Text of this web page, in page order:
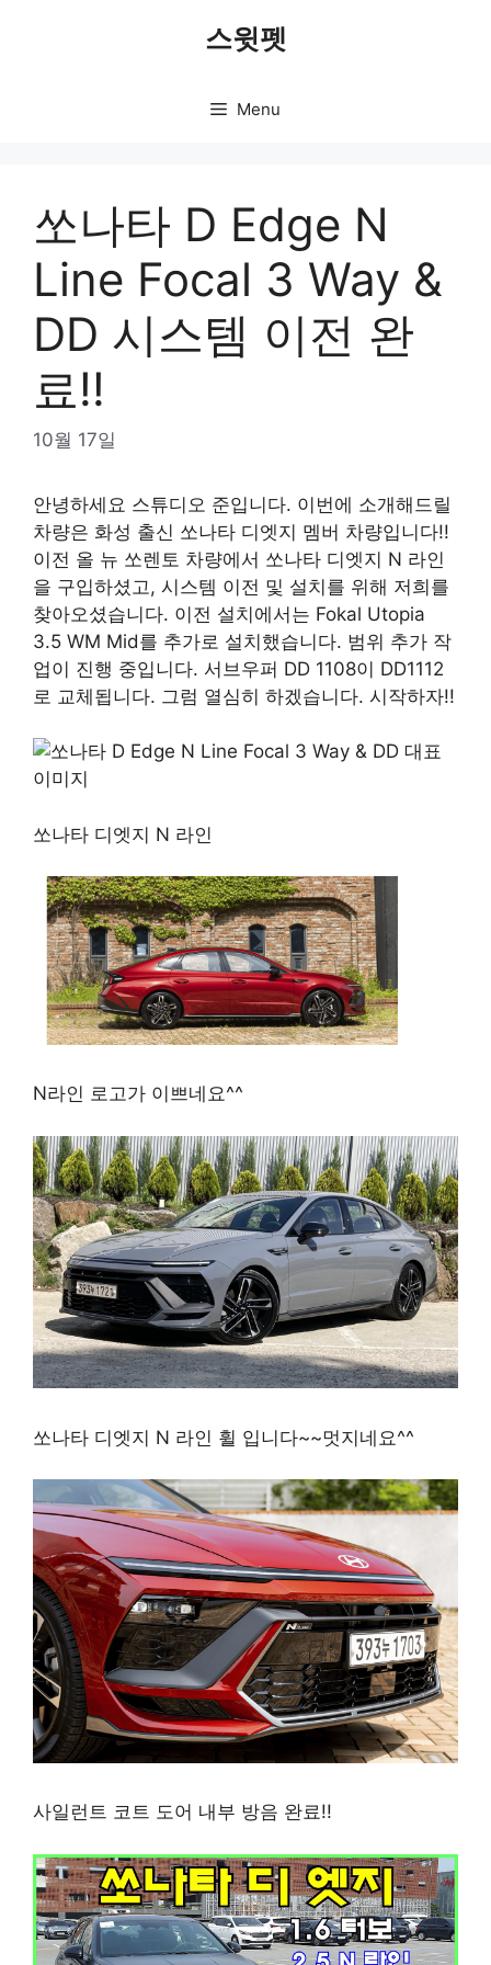
스윗펫
Menu
쏘나타 D Edge N
Line Focal 3 Way &
DD 시스템 이전 완
료!!
10월 17일
안녕하세요 스튜디오 준입니다. 이번에 소개해드릴
차량은 화성 출신 쏘나타 디엣지 멤버 차량입니다!!
이전 올 뉴 쏘렌토 차량에서 쏘나타 디엣지 N 라인
을 구입하셨고, 시스템 이전 및 설치를 위해 저희를
찾아오셨습니다. 이전 설치에서는 Fokal Utopia
3.5 WM Mid를 추가로 설치했습니다. 범위 추가 작
업이 진행 중입니다. 서브우퍼 DD 1108이 DD1112
로 교체됩니다. 그럼 열심히 하겠습니다. 시작하자!!
쏘나타 디엣지 N 라인
N라인 로고가 이쁘네요^^
쏘나타 디엣지 N 라인 휠 입니다~~멋지네요^^
사일런트 코트 도어 내부 방음 완료!!